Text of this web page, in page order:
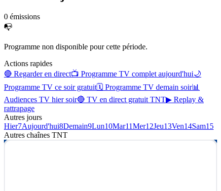
0 émissions
📭
Programme non disponible pour cette période.
Actions rapides
🔴 Regarder en direct📺 Programme TV complet aujourd'hui🌙
Programme TV ce soir gratuit🗓 Programme TV demain soir📊
Audiences TV hier soir🔴 TV en direct gratuit TNT▶ Replay &
rattrapage
Autres jours
Hier7Aujourd'hui8Demain9Lun10Mar11Mer12Jeu13Ven14Sam15
Autres chaînes TNT